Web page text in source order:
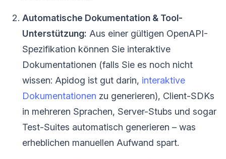
Automatische Dokumentation & Tool-
Unterstützung: Aus einer gültigen OpenAPI-
Spezifikation können Sie interaktive
Dokumentationen (falls Sie es noch nicht
wissen: Apidog ist gut darin, interaktive
Dokumentationen zu generieren), Client-SDKs
in mehreren Sprachen, Server-Stubs und sogar
Test-Suites automatisch generieren – was
erheblichen manuellen Aufwand spart.